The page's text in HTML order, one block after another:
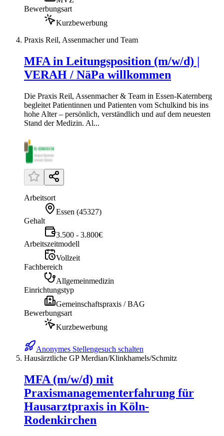
Bewerbungsart
Kurzbewerbung
Praxis Reil, Assenmacher und Team
MFA in Leitungsposition (m/w/d) |
VERAH / NäPa willkommen
Die Praxis Reil, Assenmacher & Team in Essen-Katernberg
begleitet Patientinnen und Patienten vom Schulkind bis ins
hohe Alter – persönlich, verständlich und auf dem neuesten
Stand der Medizin. Al...
Arbeitsort
Essen (45327)
Gehalt
3.500 - 3.800€
Arbeitszeitmodell
Vollzeit
Fachbereich
Allgemeinmedizin
Einrichtungstyp
Gemeinschaftspraxis / BAG
Bewerbungsart
Kurzbewerbung
Anonymes Stellengesuch schalten
Hausärztliche GP Merdian/Klinkhamels/Schmitz
MFA (m/w/d) mit
Praxismanagementerfahrung für
Hausarztpraxis in Köln-
Rodenkirchen